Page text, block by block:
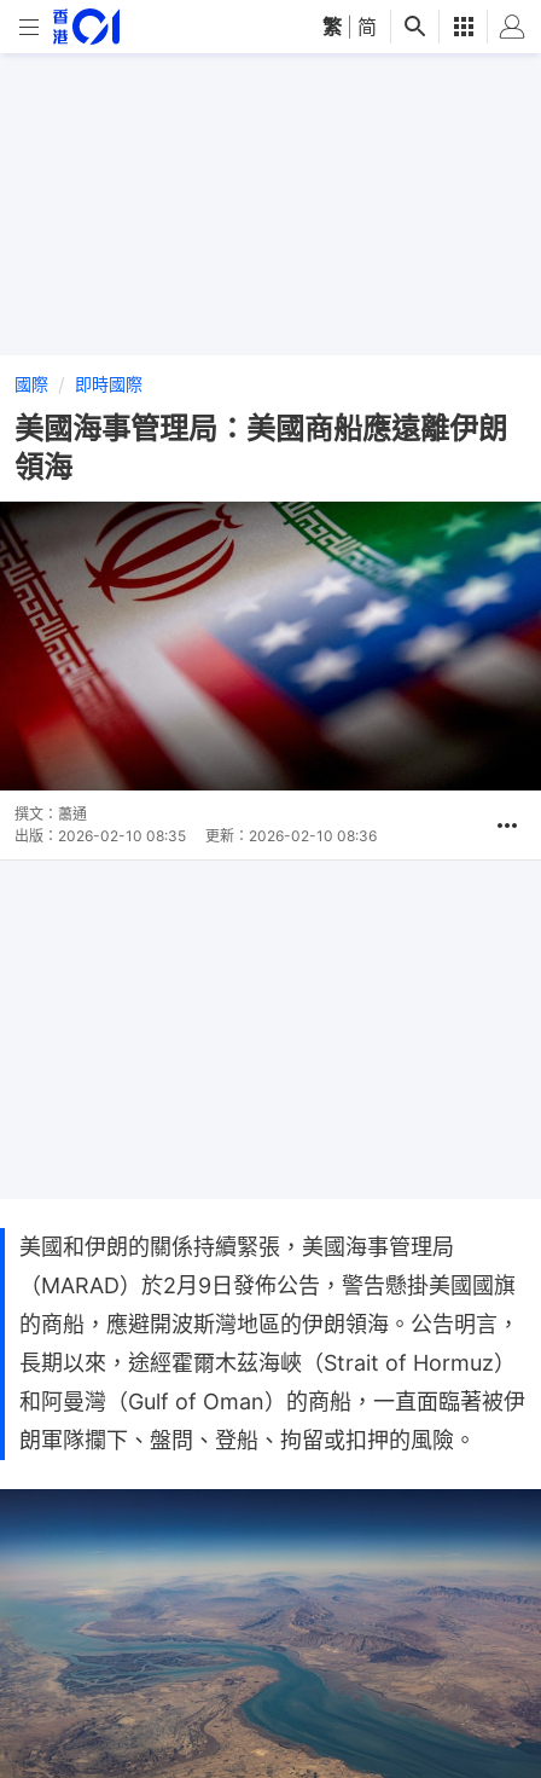
繁 简
國際 即時國際
美國海事管理局：美國商船應遠離伊朗
領海
撰文： 蕭通
出版： 2026-02-10 08:35 更新： 2026-02-10 08:36
美國和伊朗的關係持續緊張，美國海事管理局
（MARAD）於2月9日發佈公告，警告懸掛美國國旗
的商船，應避開波斯灣地區的伊朗領海。公告明言，
長期以來，途經霍爾木茲海峽（Strait of Hormuz）
和阿曼灣（Gulf of Oman）的商船，一直面臨著被伊
朗軍隊攔下、盤問、登船、拘留或扣押的風險。